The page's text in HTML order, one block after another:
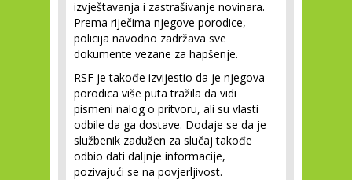
izvještavanja i zastrašivanje novinara.
Prema riječima njegove porodice,
policija navodno zadržava sve
dokumente vezane za hapšenje.
RSF je takođe izvijestio da je njegova
porodica više puta tražila da vidi
pismeni nalog o pritvoru, ali su vlasti
odbile da ga dostave. Dodaje se da je
službenik zadužen za slučaj takođe
odbio dati daljnje informacije,
pozivajući se na povjerljivost.